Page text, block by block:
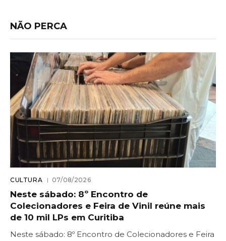
NÃO PERCA
CULTURA 07/08/2026
Neste sábado: 8º Encontro de
Colecionadores e Feira de Vinil reúne mais
de 10 mil LPs em Curitiba
Neste sábado: 8º Encontro de Colecionadores e Feira